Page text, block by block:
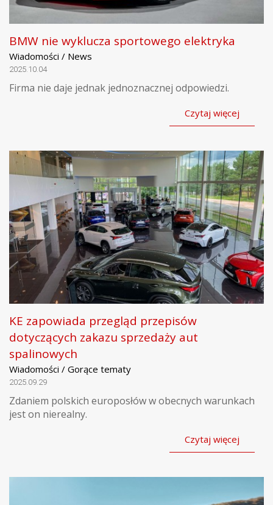
BMW nie wyklucza sportowego elektryka
Wiadomości / News
2025.10.04
Firma nie daje jednak jednoznacznej odpowiedzi.
Czytaj więcej
KE zapowiada przegląd przepisów
dotyczących zakazu sprzedaży aut
spalinowych
Wiadomości / Gorące tematy
2025.09.29
Zdaniem polskich europosłów w obecnych warunkach
jest on nierealny.
Czytaj więcej